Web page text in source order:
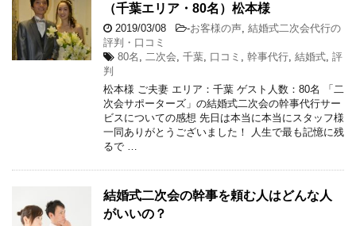
（千葉エリア・80名）松本様
2019/03/08 -お客様の声 結婚式二次会代行の
評判・口コミ
80名
二次会 千葉 口コミ 幹事代行 結婚式 評
判
松本様 ご夫妻 エリア：千葉 ゲスト人数：80名 「二
次会サポーターズ」の結婚式二次会の幹事代行サー
ビスについての感想 先日は本当に本当にスタッフ様
一同ありがとうございました！ 人生で最も記憶に残
るで …
結婚式二次会の幹事を頼む人はどんな人
がいいの？